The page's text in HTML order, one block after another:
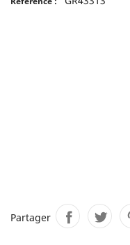
Partager